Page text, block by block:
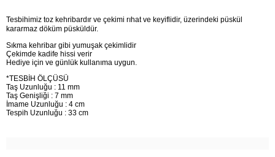
Tesbihimiz toz kehribardır ve çekimi rıhat ve keyiflidir, üzerindeki püskül
kararmaz döküm püsküldür.
Sıkma kehribar gibi yumuşak çekimlidir
Çekimde kadife hissi verir
Hediye için ve günlük kullanıma uygun.
*TESBİH ÖLÇÜSÜ
Taş Uzunluğu : 11 mm
Taş Genişliği : 7 mm
İmame Uzunluğu : 4 cm
Tespih Uzunluğu : 33 cm